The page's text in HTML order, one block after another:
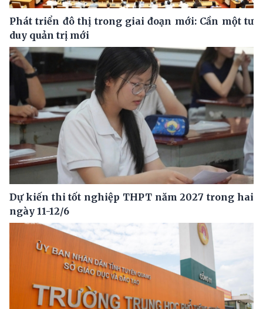
Phát triển đô thị trong giai đoạn mới: Cần một tư
duy quản trị mới
Dự kiến thi tốt nghiệp THPT năm 2027 trong hai
ngày 11-12/6